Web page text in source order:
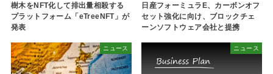
樹木をNFT化して排出量相殺する
プラットフォーム「eTreeNFT」が
発表
日産フォーミュラE、カーボンオフ
セット強化に向け、ブロックチェ
ーンソフトウェア会社と提携
ニュース ニュース